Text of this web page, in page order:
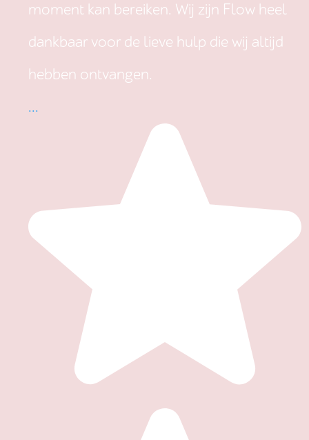
moment kan bereiken. Wij zijn Flow heel
dankbaar voor de lieve hulp die wij altijd
hebben ontvangen.
...